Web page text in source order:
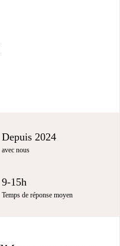
Depuis 2024
avec nous
9-15h
Temps de réponse moyen